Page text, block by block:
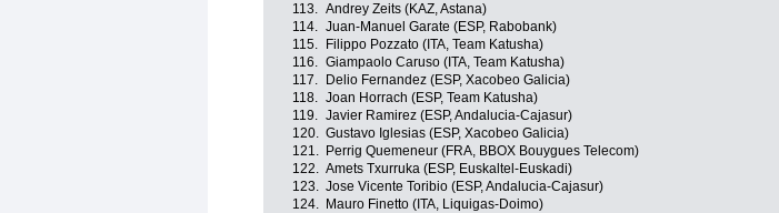
113. Andrey Zeits (KAZ, Astana)
114. Juan-Manuel Garate (ESP, Rabobank)
115.
Filippo Pozzato (ITA, Team Katusha)
116. Giampaolo Caruso (ITA, Team Katusha)
117.
Delio Fernandez (ESP, Xacobeo Galicia)
118. Joan Horrach (ESP, Team Katusha)
119. Javier Ramirez (ESP, Andalucia-Cajasur)
120. Gustavo Iglesias (ESP, Xacobeo Galicia)
121.
Perrig Quemeneur (FRA, BBOX Bouygues Telecom)
122. Amets Txurruka (ESP, Euskaltel-Euskadi)
123. Jose Vicente Toribio (ESP, Andalucia-Cajasur)
124.
Mauro Finetto (ITA, Liquigas-Doimo)